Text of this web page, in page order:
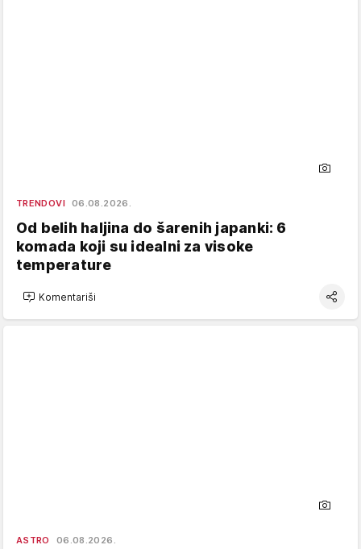
TRENDOVI 06.08.2026.
Od belih haljina do šarenih japanki: 6
komada koji su idealni za visoke
temperature
Komentariši
ASTRO 06.08.2026.